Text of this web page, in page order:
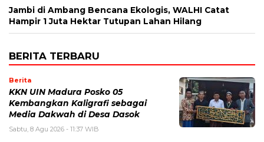
Jambi di Ambang Bencana Ekologis, WALHI Catat
Hampir 1 Juta Hektar Tutupan Lahan Hilang
BERITA TERBARU
Berita
KKN UIN Madura Posko 05
Kembangkan Kaligrafi sebagai
Media Dakwah di Desa Dasok
Sabtu, 8 Agu 2026 - 11:37 WIB